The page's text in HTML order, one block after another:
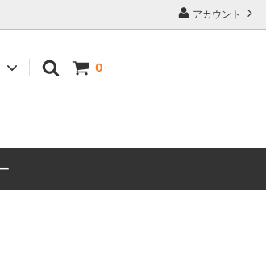
アカウント
0